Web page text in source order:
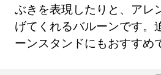
ぶきを表現したりと、アレ
げてくれるバルーンです。
ーンスタンドにもおすすめ